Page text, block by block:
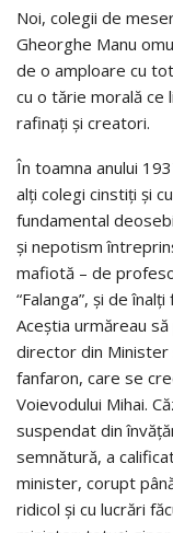
Noi, colegii de
Gheorghe Manu
de o amploare cu
cu o tărie morală ce
rafinaţi şi creatori.
În toamna anului
alţi colegi cinstiţi şi
fundamental
şi nepotism
mafiotă – de
“Falanga”, şi de
Aceştia urmăreau
director din
fanfaron, care se
Voievodului Mihai.
suspendat din
semnătură, a
minister, corupt
ridicol şi cu lucrări